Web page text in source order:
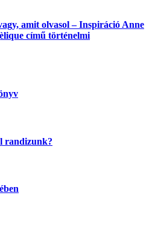
amit olvasol – Inspiráció Anne
című történelmi
randizunk?